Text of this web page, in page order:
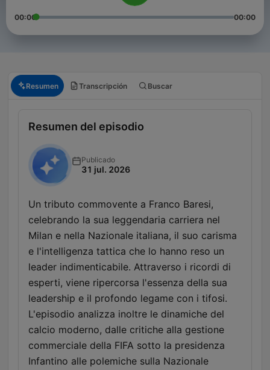
00:00 00:00
Resumen Transcripción Buscar
Resumen del episodio
Publicado
31 jul. 2026
Un tributo commovente a Franco Baresi,
celebrando la sua leggendaria carriera nel
Milan e nella Nazionale italiana, il suo carisma
e l'intelligenza tattica che lo hanno reso un
leader indimenticabile. Attraverso i ricordi di
esperti, viene ripercorsa l'essenza della sua
leadership e il profondo legame con i tifosi.
L'episodio analizza inoltre le dinamiche del
calcio moderno, dalle critiche alla gestione
commerciale della FIFA sotto la presidenza
Infantino alle polemiche sulla Nazionale